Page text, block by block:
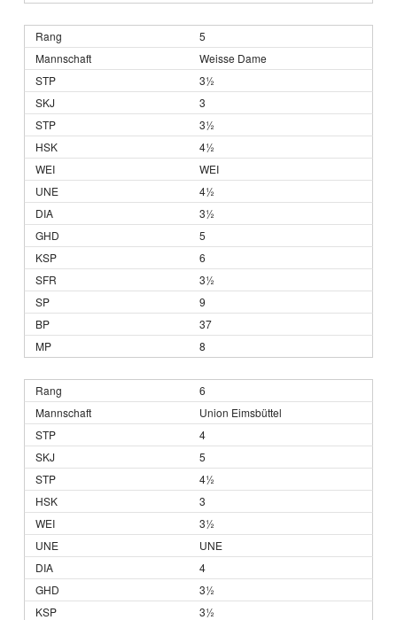
5
Weisse Dame
3½
3
3½
4½
WEI
4½
3½
5
6
3½
9
37
8
6
Union Eimsbüttel
4
5
4½
3
3½
UNE
4
3½
3½